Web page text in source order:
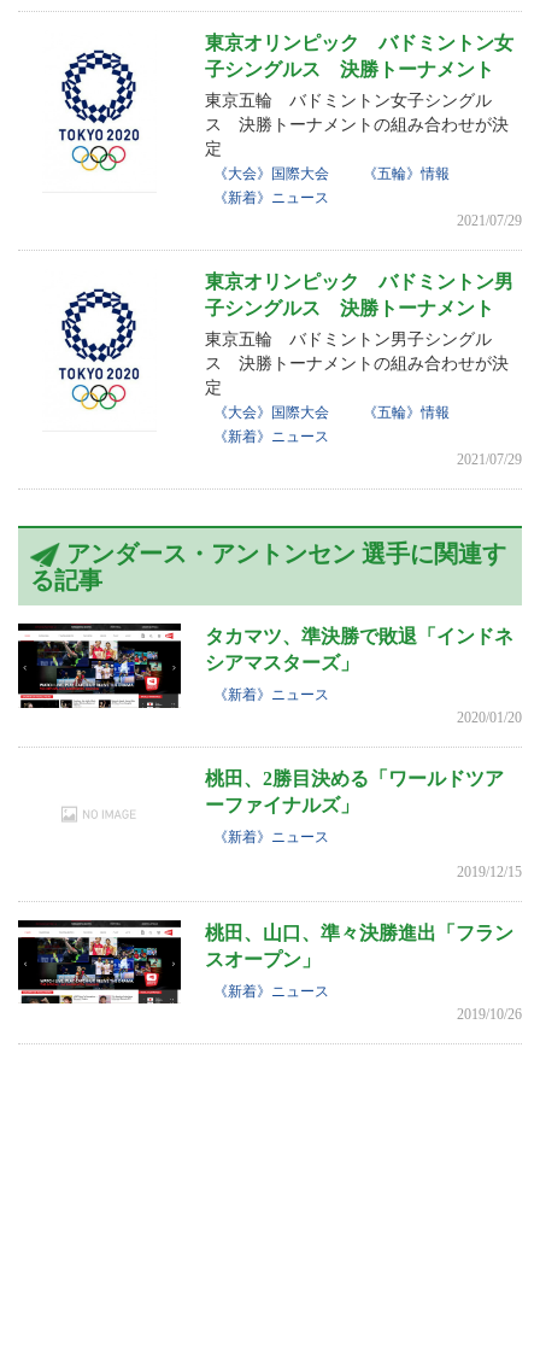
東京オリンピック バドミントン女
子シングルス 決勝トーナメント
東京五輪 バドミントン女子シングル
ス 決勝トーナメントの組み合わせが決
定
《大会》国際大会
《五輪》情報
《新着》ニュース
2021/07/29
東京オリンピック バドミントン男
子シングルス 決勝トーナメント
東京五輪 バドミントン男子シングル
ス 決勝トーナメントの組み合わせが決
定
《大会》国際大会
《五輪》情報
《新着》ニュース
2021/07/29
アンダース・アントンセン 選手に関連す
る記事
タカマツ、準決勝で敗退「インドネ
シアマスターズ」
《新着》ニュース
2020/01/20
桃田、2勝目決める「ワールドツア
ーファイナルズ」
《新着》ニュース
2019/12/15
桃田、山口、準々決勝進出「フラン
スオープン」
《新着》ニュース
2019/10/26